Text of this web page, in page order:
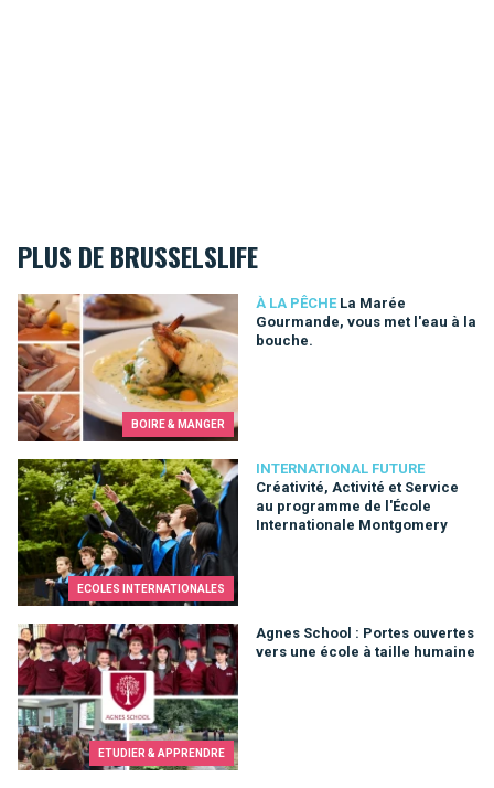
PLUS DE BRUSSELSLIFE
BOIRE & MANGER
À LA PÊCHE La Marée
Gourmande, vous met l'eau à la
bouche.
La Marée Gourmande, vous met l'eau à la bouche.
ECOLES INTERNATIONALES
INTERNATIONAL FUTURE
Créativité, Activité et Service
au programme de l'École
Internationale Montgomery
Créativité, Activité et Service au programme de l'École
ETUDIER & APPRENDRE
Agnes School : Portes ouvertes
vers une école à taille humaine
Agnes School : Portes ouvertes vers une école à taille